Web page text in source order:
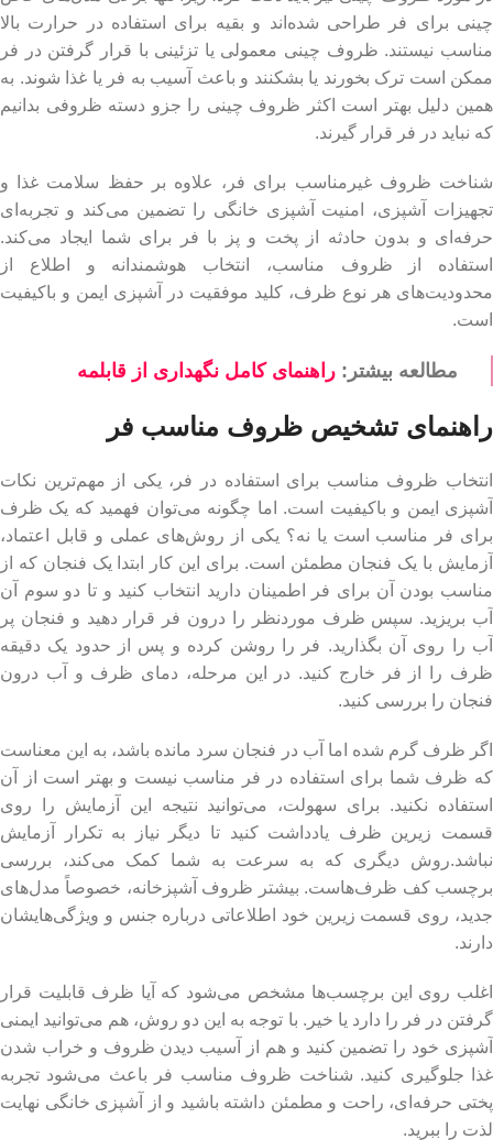
چینی برای فر طراحی شده‌اند و بقیه برای استفاده در حرارت بالا
مناسب نیستند. ظروف چینی معمولی یا تزئینی با قرار گرفتن در فر
ممکن است ترک بخورند یا بشکنند و باعث آسیب به فر یا غذا شوند. به
همین دلیل بهتر است اکثر ظروف چینی را جزو دسته ظروفی بدانیم
که نباید در فر قرار گیرند.
شناخت ظروف غیرمناسب برای فر، علاوه بر حفظ سلامت غذا و
تجهیزات آشپزی، امنیت آشپزی خانگی را تضمین می‌کند و تجربه‌ای
حرفه‌ای و بدون حادثه از پخت و پز با فر برای شما ایجاد می‌کند.
استفاده از ظروف مناسب، انتخاب هوشمندانه و اطلاع از
محدودیت‌های هر نوع ظرف، کلید موفقیت در آشپزی ایمن و باکیفیت
است.
مطالعه بیشتر: راهنمای کامل نگهداری از قابلمه
راهنمای تشخیص ظروف مناسب فر
انتخاب ظروف مناسب برای استفاده در فر، یکی از مهم‌ترین نکات
آشپزی ایمن و باکیفیت است. اما چگونه می‌توان فهمید که یک ظرف
برای فر مناسب است یا نه؟ یکی از روش‌های عملی و قابل اعتماد،
آزمایش با یک فنجان مطمئن است. برای این کار ابتدا یک فنجان که از
مناسب بودن آن برای فر اطمینان دارید انتخاب کنید و تا دو سوم آن
آب بریزید. سپس ظرف موردنظر را درون فر قرار دهید و فنجان پر
آب را روی آن بگذارید. فر را روشن کرده و پس از حدود یک دقیقه
ظرف را از فر خارج کنید. در این مرحله، دمای ظرف و آب درون
فنجان را بررسی کنید.
اگر ظرف گرم شده اما آب در فنجان سرد مانده باشد، به این معناست
که ظرف شما برای استفاده در فر مناسب نیست و بهتر است از آن
استفاده نکنید. برای سهولت، می‌توانید نتیجه این آزمایش را روی
قسمت زیرین ظرف یادداشت کنید تا دیگر نیاز به تکرار آزمایش
نباشد.روش دیگری که به سرعت به شما کمک می‌کند، بررسی
برچسب کف ظرف‌هاست. بیشتر ظروف آشپزخانه، خصوصاً مدل‌های
جدید، روی قسمت زیرین خود اطلاعاتی درباره جنس و ویژگی‌هایشان
دارند.
اغلب روی این برچسب‌ها مشخص می‌شود که آیا ظرف قابلیت قرار
گرفتن در فر را دارد یا خیر. با توجه به این دو روش، هم می‌توانید ایمنی
آشپزی خود را تضمین کنید و هم از آسیب دیدن ظروف و خراب شدن
غذا جلوگیری کنید. شناخت ظروف مناسب فر باعث می‌شود تجربه
پختی حرفه‌ای، راحت و مطمئن داشته باشید و از آشپزی خانگی نهایت
لذت را ببرید.